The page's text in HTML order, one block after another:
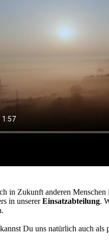
in Zukunft anderen
in unsererEinsatzabteilung.
Du uns natürlich auch